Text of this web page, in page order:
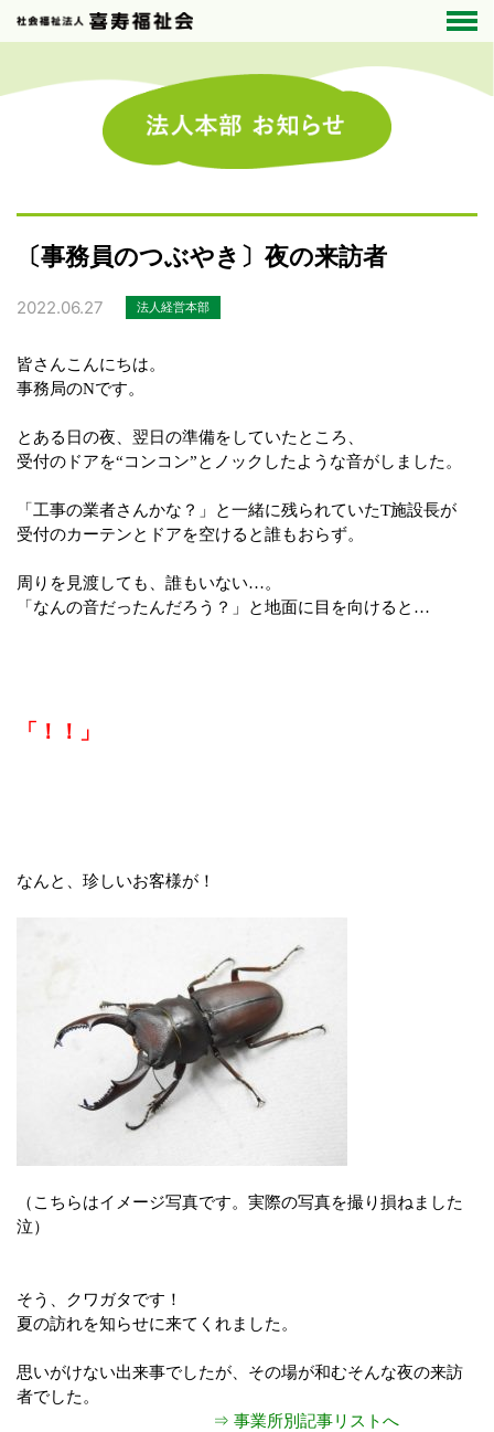
〔事務員のつぶやき〕夜の来訪者
2022.06.27 法人経営本部
皆さんこんにちは。
事務局のNです。
とある日の夜、翌日の準備をしていたところ、
受付のドアを“コンコン”とノックしたような音がしました。
「工事の業者さんかな？」と一緒に残られていたT施設長が
受付のカーテンとドアを空けると誰もおらず。
周りを見渡しても、誰もいない…。
「なんの音だったんだろう？」と地面に目を向けると…
「！！」
なんと、珍しいお客様が！
（こちらはイメージ写真です。実際の写真を撮り損ねました
泣）
そう、クワガタです！
夏の訪れを知らせに来てくれました。
思いがけない出来事でしたが、その場が和むそんな夜の来訪
者でした。
⇒ 事業所別記事リストへ